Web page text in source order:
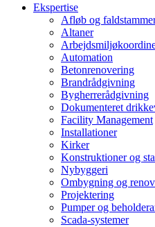
Ekspertise
Afløb og
Altaner
Automation
Betonrenovering
Brandrådgivning
Bygherrerådgivning
Dokumenteret
Facility Management
Installationer
Kirker
Konstruktioner og
Nybyggeri
Ombygning og
Projektering
Pumper og
Scada-systemer